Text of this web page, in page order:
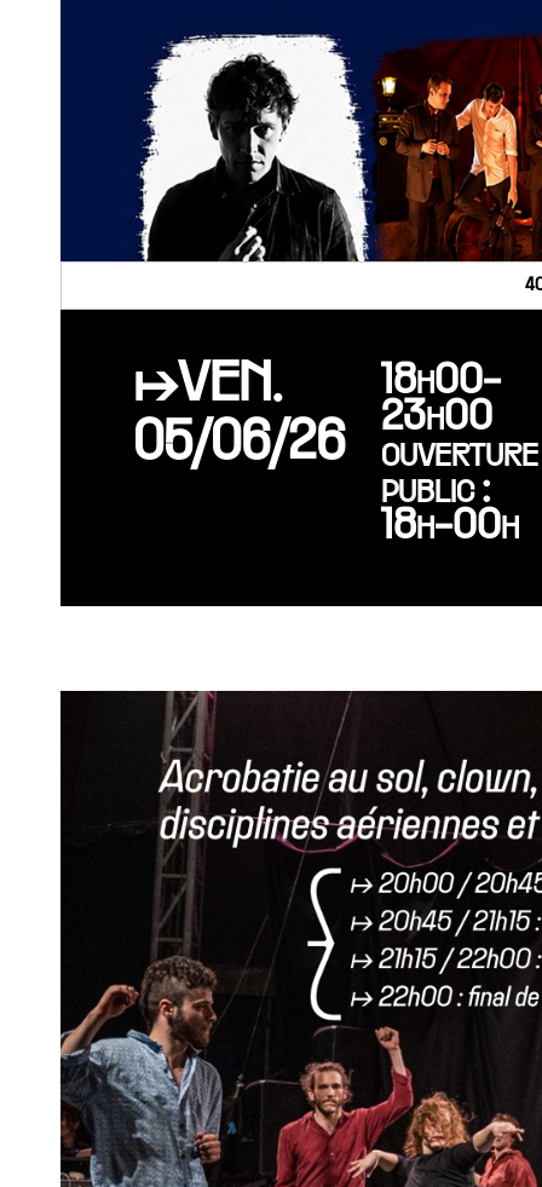
↦VEN.
05/06/26
18h00-
23h00
ouverture
public :
18h-00h